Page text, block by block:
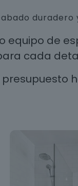
duradero
equipo de
cada